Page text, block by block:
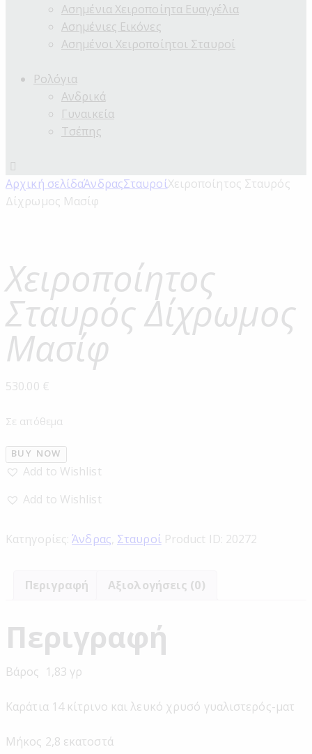
Ασημένια Χειροποίητα Ευαγγέλια
Ασημένιες Εικόνες
Ασημένοι Χειροποίητοι Σταυροί
Ρολόγια
Ανδρικά
Γυναικεία
Τσέπης
Αρχική σελίδαΆνδραςΣταυροίΧειροποίητος Σταυρός
Δίχρωμος Μασίφ
Χειροποίητος
Σταυρός Δίχρωμος
Μασίφ
530.00 €
Σε απόθεμα
BUY NOW
Add to Wishlist
Add to Wishlist
Κατηγορίες:Άνδρας, Σταυροί Product ID: 20272
Περιγραφή Αξιολογήσεις (0)
Περιγραφή
Βάρος 1,83 γρ
Καράτια 14 κίτρινο και λευκό χρυσό γυαλιστερός-ματ
Μήκος 2,8 εκατοστά